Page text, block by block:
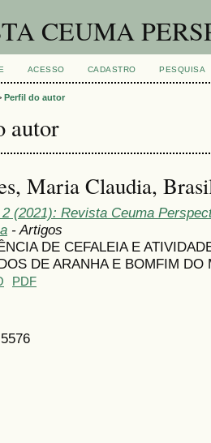
CEUMA
ACESSO CADASTRO PESQUISA
Perfil do autor
autor
Maria Claudia,
(2021): Revista Ceuma
- Artigos
DE CEFALEIA E
DE ARANHA E BOMFIM
PDF